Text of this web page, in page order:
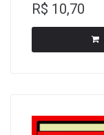
R$ 10,70